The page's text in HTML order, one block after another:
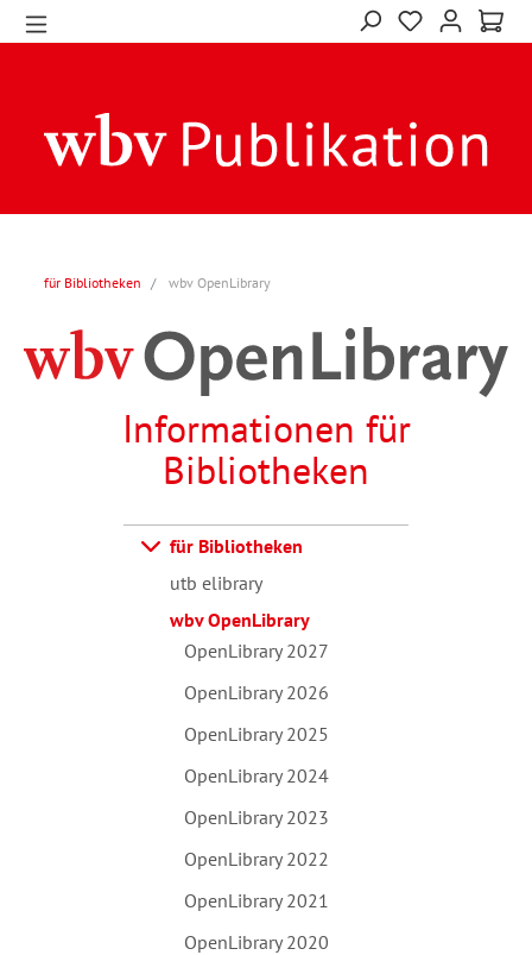
für Bibliotheken wbv OpenLibrary
Informationen für
Bibliotheken
für Bibliotheken
utb elibrary
wbv OpenLibrary
OpenLibrary 2027
OpenLibrary 2026
OpenLibrary 2025
OpenLibrary 2024
OpenLibrary 2023
OpenLibrary 2022
OpenLibrary 2021
OpenLibrary 2020